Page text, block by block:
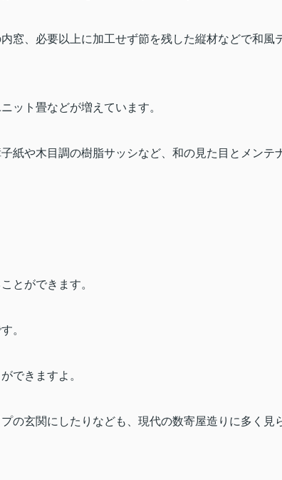
窓、必要以上に加工せず節を残した縦材などで和風
ット畳などが増えています。
紙や木目調の樹脂サッシなど、和の見た目とメンテ
とができます。
。
できますよ。
の玄関にしたりなども、現代の数寄屋造りに多く見